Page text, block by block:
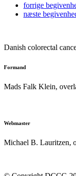
forrige
næste
Danish colorectal
Formand
Mads Falk Klein, o
Webmaster
Michael B. Lauritzen,